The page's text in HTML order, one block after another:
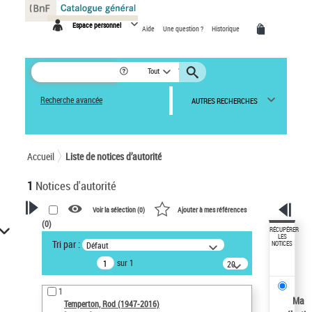
Espace personnel Aide Une question ? Historique
Tout
Recherche avancée AUTRES RECHERCHES
Accueil Liste de notices d’autorité
1 Notices d'autorité
VOTRE RECHERCHE
Recherche avancée dans les
notices d’autorité
Œuvres liées à l'auteur :
Temperton, Rod (1947-2016)
Voir la sélection (0) Ajouter à mes références
(0)
Tri par : Défaut
sur 1
20
résultats/page
1
Temperton, Rod (1947-2016)
RÉCUPÉRER
LES
NOTICES
Ma
Panneau de gestion des cookies